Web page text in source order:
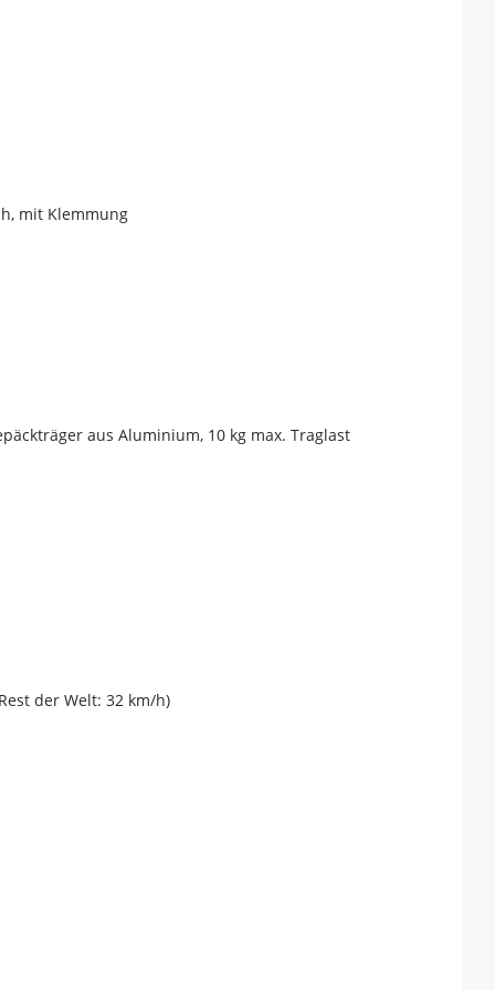
mit Klemmung
aus Aluminium, 10 kg max. Traglast
der Welt: 32 km/h)